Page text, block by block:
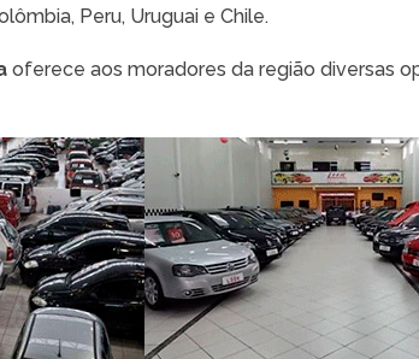
Peru, Uruguai e Chile.
oferece aos moradores da região diversas